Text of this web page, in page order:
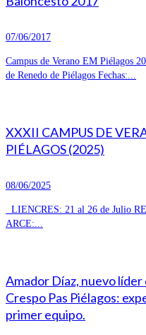
07/06/2017
Campus de Verano EM Piélagos
de Renedo de Piélagos Fechas:...
XXXII CAMPUS DE
PIÉLAGOS (2025)
08/06/2025
LIENCRES: 21 al 26 de Julio
ARCE:...
Amador Díaz, nuevo
Crespo Pas Piélagos:
primer equipo.